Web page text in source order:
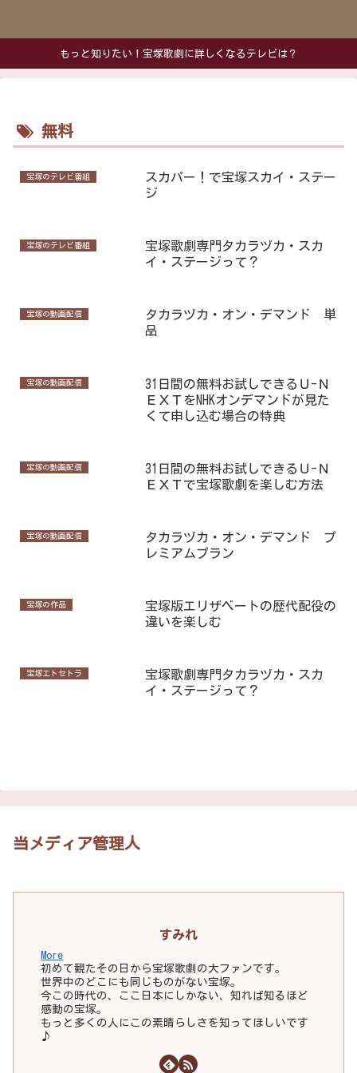
もっと知りたい！宝塚歌劇に詳しくなるテレビは？
無料
宝塚のテレビ番組
スカパー！で宝塚スカイ・ステー
ジ
宝塚のテレビ番組
宝塚歌劇専門タカラヅカ・スカ
イ・ステージって？
宝塚の動画配信
タカラヅカ・オン・デマンド 単
品
宝塚の動画配信
31日間の無料お試しできるＵ-Ｎ
ＥＸＴをNHKオンデマンドが見た
くて申し込む場合の特典
宝塚の動画配信
31日間の無料お試しできるＵ-Ｎ
ＥＸＴで宝塚歌劇を楽しむ方法
宝塚の動画配信
タカラヅカ・オン・デマンド プ
レミアムプラン
宝塚の作品
宝塚版エリザベートの歴代配役の
違いを楽しむ
宝塚エトセトラ
宝塚歌劇専門タカラヅカ・スカ
イ・ステージって？
当メディア管理人
すみれ
More
初めて観たその日から宝塚歌劇の大ファンです。
世界中のどこにも同じものがない宝塚。
今この時代の、ここ日本にしかない、知れば知るほど
感動の宝塚。
もっと多くの人にこの素晴らしさを知ってほしいです
♪